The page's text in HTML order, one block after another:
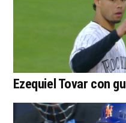
Ezequiel Tovar con